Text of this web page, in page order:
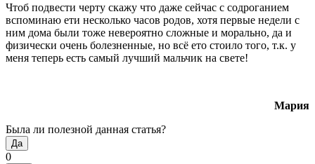
Чтоб подвести черту скажу что даже сейчас с содроганием
вспоминаю ети несколько часов родов, хотя первые недели с
ним дома были тоже невероятно сложные и морально, да и
физически очень болезненные, но всё ето стоило того, т.к. у
меня теперь есть самый лучший мальчик на свете!
Мария
Была ли полезной данная статья?
Да
0